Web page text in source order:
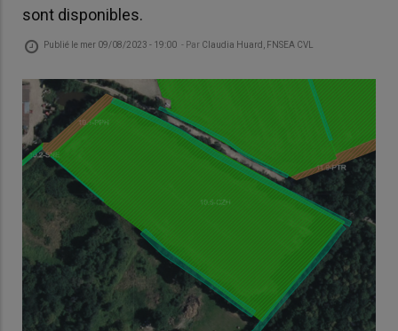
sont disponibles.
Publié le mer 09/08/2023 - 19:00 - Par Claudia Huard, FNSEA CVL